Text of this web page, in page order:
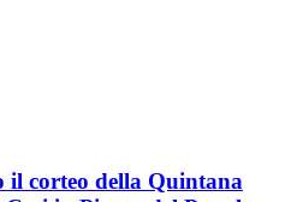
il corteo della Quintana